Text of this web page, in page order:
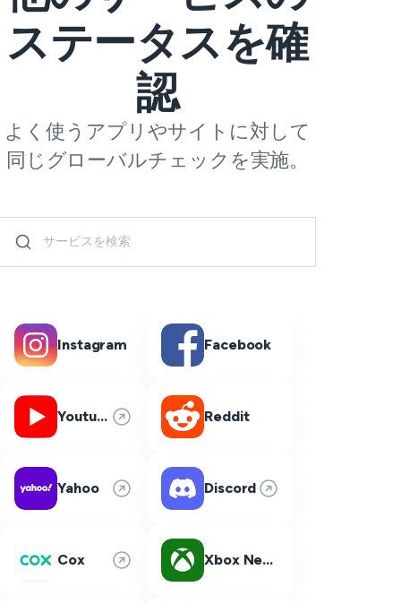
ステータスを確
認
よく使うアプリやサイトに対して
同じグローバルチェックを実施。
Instagram Facebook
Youtube Reddit
Yahoo Discord
Cox Xbox Network